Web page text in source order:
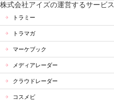
株式会社アイズの運営するサービス
トラミー
トラマガ
マーケブック
メディアレーダー
クラウドレーダー
コスメビ